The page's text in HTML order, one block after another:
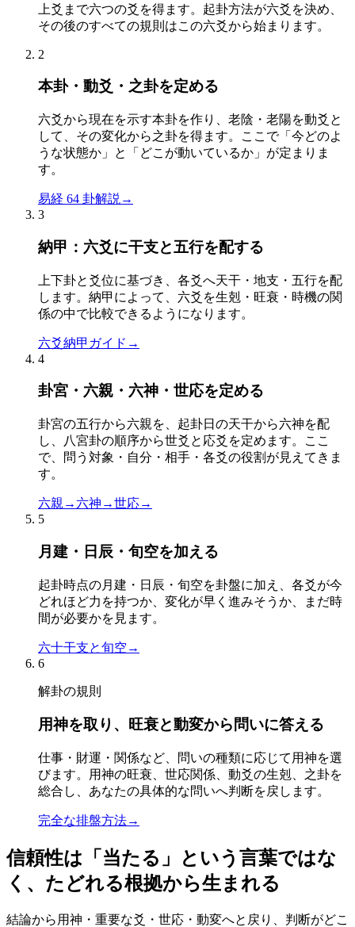
上爻まで六つの爻を得ます。起卦方法が六爻を決め、
その後のすべての規則はこの六爻から始まります。
2
本卦・動爻・之卦を定める
六爻から現在を示す本卦を作り、老陰・老陽を動爻と
して、その変化から之卦を得ます。ここで「今どのよ
うな状態か」と「どこが動いているか」が定まりま
す。
易経 64 卦解説 →
3
納甲：六爻に干支と五行を配する
上下卦と爻位に基づき、各爻へ天干・地支・五行を配
します。納甲によって、六爻を生剋・旺衰・時機の関
係の中で比較できるようになります。
六爻納甲ガイド →
4
卦宮・六親・六神・世応を定める
卦宮の五行から六親を、起卦日の天干から六神を配
し、八宮卦の順序から世爻と応爻を定めます。ここ
で、問う対象・自分・相手・各爻の役割が見えてきま
す。
六親 → 六神 →世応→
5
月建・日辰・旬空を加える
起卦時点の月建・日辰・旬空を卦盤に加え、各爻が今
どれほど力を持つか、変化が早く進みそうか、まだ時
間が必要かを見ます。
六十干支と旬空 →
6
解卦の規則
用神を取り、旺衰と動変から問いに答える
仕事・財運・関係など、問いの種類に応じて用神を選
びます。用神の旺衰、世応関係、動爻の生剋、之卦を
総合し、あなたの具体的な問いへ判断を戻します。
完全な排盤方法→
信頼性は「当たる」という言葉ではな
く、たどれる根拠から生まれる
結論から用神・重要な爻・世応・動変へと戻り、判断がどこ